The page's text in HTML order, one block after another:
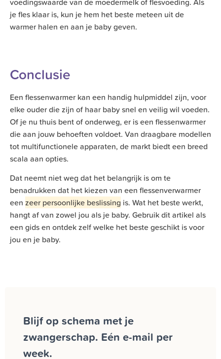
je fles klaar is, kun je hem het beste meteen uit de
warmer halen en aan je baby geven.
Conclusie
Een flessenwarmer kan een handig hulpmiddel zijn, voor
elke ouder die zijn of haar baby snel en veilig wil voeden.
Of je nu thuis bent of onderweg, er is een flessenwarmer
die aan jouw behoeften voldoet. Van draagbare modellen
tot multifunctionele apparaten, de markt biedt een breed
scala aan opties.
Dat neemt niet weg dat het belangrijk is om te
benadrukken dat het kiezen van een flessenverwarmer
een zeer persoonlijke beslissing is. Wat het beste werkt,
hangt af van zowel jou als je baby. Gebruik dit artikel als
een gids en ontdek zelf welke het beste geschikt is voor
jou en je baby.
Blijf op schema met je
zwangerschap. Eén e-mail per
week.